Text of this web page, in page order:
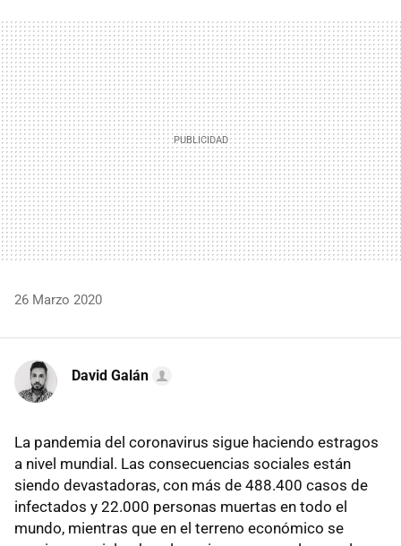
MAIL
26 Marzo 2020
David Galán
La pandemia del coronavirus sigue haciendo estragos
a nivel mundial. Las consecuencias sociales están
siendo devastadoras, con más de 488.400 casos de
infectados y 22.000 personas muertas en todo el
mundo, mientras que en el terreno económico se